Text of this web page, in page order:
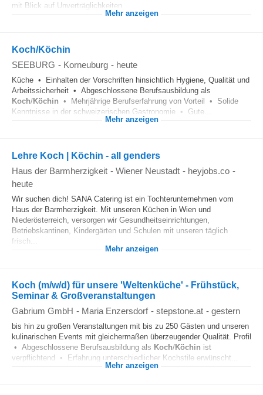
mit Blick auf Unverträglichkeiten...
Mehr anzeigen
Koch/Köchin
SEEBURG - Korneuburg - heute
Küche • Einhalten der Vorschriften hinsichtlich Hygiene, Qualität und
Arbeitssicherheit • Abgeschlossene Berufsausbildung als
Koch/Köchin • Mehrjährige Berufserfahrung von Vorteil • Solide
Kenntnisse in der schweizerischen Gastronomie • Gute...
Mehr anzeigen
Lehre Koch | Köchin - all genders
Haus der Barmherzigkeit - Wiener Neustadt - heyjobs.co -
heute
Wir suchen dich! SANA Catering ist ein Tochterunternehmen vom
Haus der Barmherzigkeit. Mit unseren Küchen in Wien und
Niederösterreich, versorgen wir Gesundheitseinrichtungen,
Betriebskantinen, Kindergärten und Schulen mit unseren täglich
frisch...
Mehr anzeigen
Koch (m/w/d) für unsere 'Weltenküche' - Frühstück,
Seminar & Großveranstaltungen
Gabrium GmbH - Maria Enzersdorf - stepstone.at - gestern
bis hin zu großen Veranstaltungen mit bis zu 250 Gästen und unseren
kulinarischen Events mit gleichermaßen überzeugender Qualität. Profil
• Abgeschlossene Berufsausbildung als Koch/Köchin ist
verpflichtend • Erfahrung unterschiedlicher Kochstile erwünscht...
Mehr anzeigen